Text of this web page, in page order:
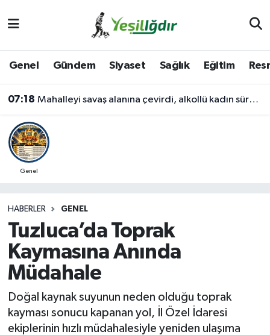
Genel Gündem Siyaset Sağlık Eğitim
07:18 Mahalleyi savaş alanına çevirdi, alkollü kadın sürücü karıştığı kazayı unuttu
Genel
HABERLER GENEL
Tuzluca’da Toprak
Kaymasına Anında
Müdahale
Doğal kaynak suyunun neden olduğu toprak
kayması sonucu kapanan yol, İl Özel İdaresi
ekiplerinin hızlı müdahalesiyle yeniden ulaşıma
İğdir Namaz Vakitleri
Iğdır Trafik Yoğunluk Haritası
Süper Lig Puan Durumu ve Fikstür
Son Dakika Haberleri
Haber Arşivi